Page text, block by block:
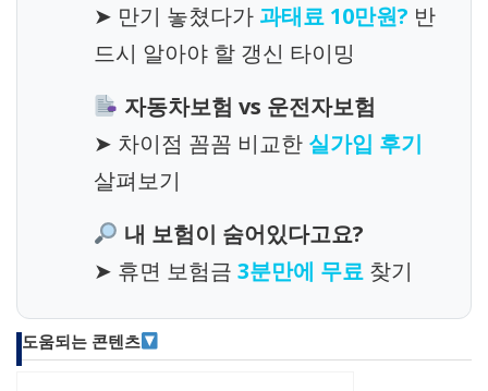
➤ 만기 놓쳤다가 과태료 10만원? 반
드시 알아야 할 갱신 타이밍
자동차보험 vs 운전자보험
➤ 차이점 꼼꼼 비교한 실가입 후기
살펴보기
내 보험이 숨어있다고요?
➤ 휴면 보험금 3분만에 무료 찾기
도움되는 콘텐츠